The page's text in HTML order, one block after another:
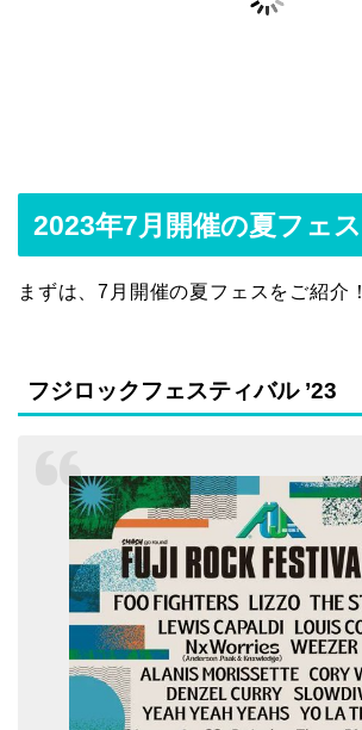
2023年7月開催の夏フェス
まずは、7月開催の夏フェスをご紹介！
フジロックフェスティバル ’23